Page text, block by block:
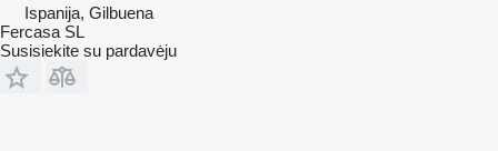
Ispanija, Gilbuena
Fercasa SL
Susisiekite su pardavėju